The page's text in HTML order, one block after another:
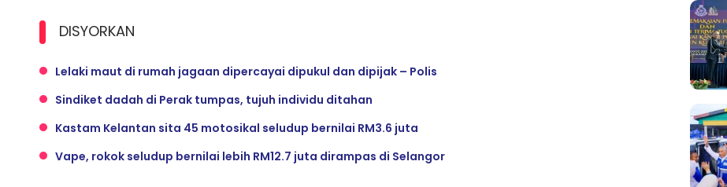
DISYORKAN
Lelaki maut di rumah jagaan dipercayai dipukul dan dipijak – Polis
Sindiket dadah di Perak tumpas, tujuh individu ditahan
Kastam Kelantan sita 45 motosikal seludup bernilai RM3.6 juta
Vape, rokok seludup bernilai lebih RM12.7 juta dirampas di Selangor